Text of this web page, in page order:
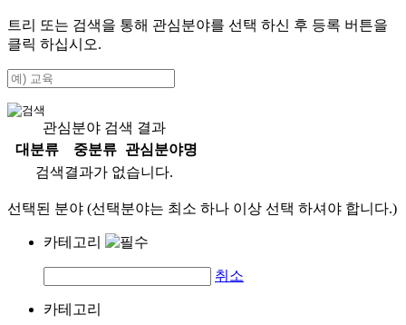
트리 또는 검색을 통해 관심분야를 선택 하신 후 등록 버튼을
클릭 하십시오.
관심분야 검색 결과
대분류
중분류
관심분야명
검색결과가 없습니다.
선택된 분야 (선택분야는 최소 하나 이상 선택 하셔야 합니다.)
카테고리
취소
카테고리